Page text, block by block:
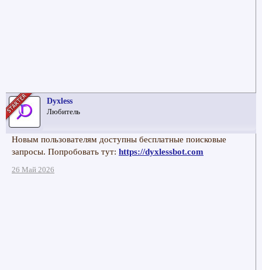
Dyxless
Любитель
Новым пользователям доступны бесплатные поисковые
запросы. Попробовать тут: https://dyxlessbot.com
26 Май 2026